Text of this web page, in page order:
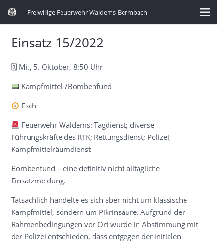
Freiwillige Feuerwehr Waldems-Bermbach
Einsatz 15/2022
🗓 Mi., 5. Oktober, 8:50 Uhr
Kampfmittel-/Bombenfund
Esch
Feuerwehr Waldems: Tagdienst; diverse
Führungskräfte des RTK; Rettungsdienst; Polizei;
Kampfmittelräumdienst
Bombenfund – eine definitiv nicht alltägliche
Einsatzmeldung.
Tatsächlich handelte es sich aber nicht um klassische
Kampfmittel, sondern um Pikrinsäure. Aufgrund der
Rahmenbedingungen vor Ort wurde in Abstimmung mit
der Polizei entschieden, dass entgegen der initialen